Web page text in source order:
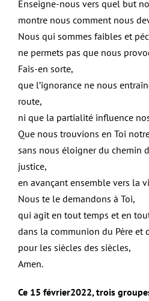
Enseigne-nous vers quel but
montre nous comment nous
Nous qui sommes faibles et
ne permets pas que nous
Fais-en sorte,
que l’ignorance ne nous
route,
ni que la partialité influence
Que nous trouvions en Toi
sans nous éloigner du chemin
justice,
en avançant ensemble vers la
Nous te le demandons à Toi,
qui agit en tout temps et en
dans la communion du Père et
pour les siècles des siècles,
Amen.
Ce 15 février2022, trois